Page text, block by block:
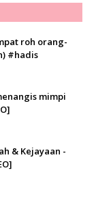
roh orang-
#hadis
mimpi
& Kejayaan -